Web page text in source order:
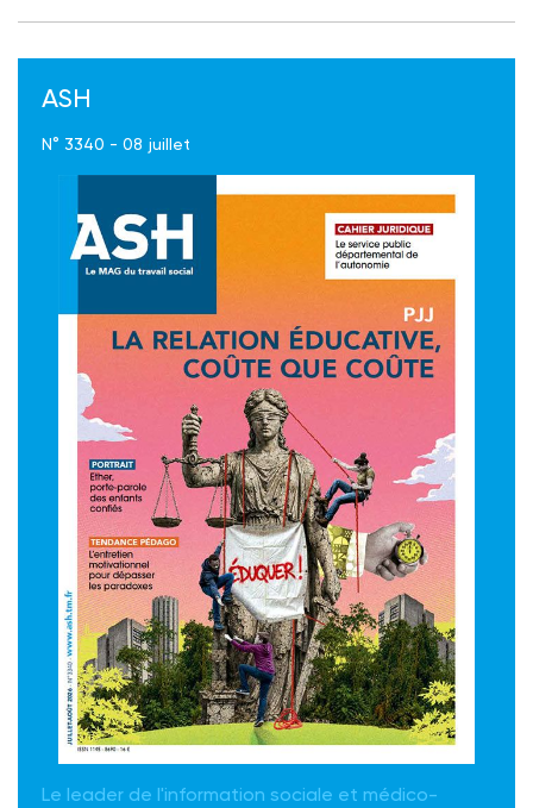
ASH
N° 3340 - 08 juillet
Le leader de l'information sociale et médico-